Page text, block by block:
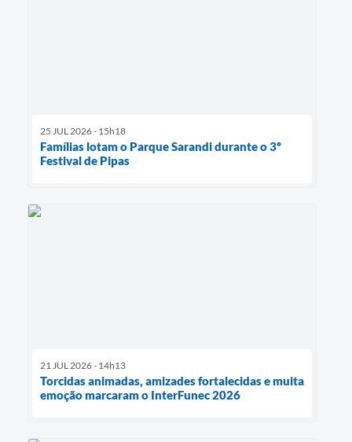
25 JUL 2026 - 15h18
Famílias lotam o Parque Sarandi durante o 3º
Festival de Pipas
21 JUL 2026 - 14h13
Torcidas animadas, amizades fortalecidas e muita
emoção marcaram o InterFunec 2026